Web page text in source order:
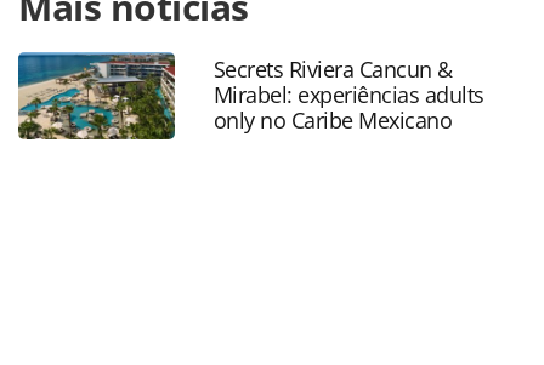
levy-deixa-a-interpoint-e-vai-a-gsp-travel_187995.html ou as
ferramentas oferecidas na página. Todo o conteúdo
produzido pela PANROTAS Editora é protegido pela
legislação brasileira sobre direito autoral. Não reproduza o
conteúdo sem autorização da PANROTAS Editora
Secrets Riviera Cancun &
Mirabel: experiências adults
only no Caribe Mexicano